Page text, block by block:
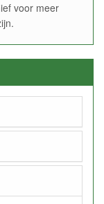
voor meer